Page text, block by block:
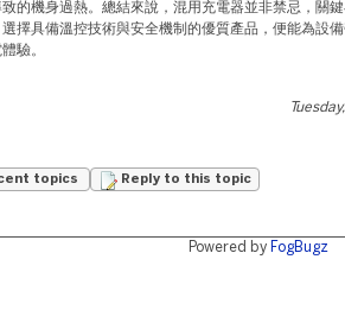
致的機身過熱。總結來說，混用充電器並非禁忌，關
選擇具備溫控技術與安全機制的優質產品，便能為設
驗。
topics Reply to this topic
Powered by FogBugz